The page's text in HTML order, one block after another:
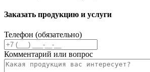
Заказать продукцию и услуги
Телефон (обязательно)
Комментарий или вопрос